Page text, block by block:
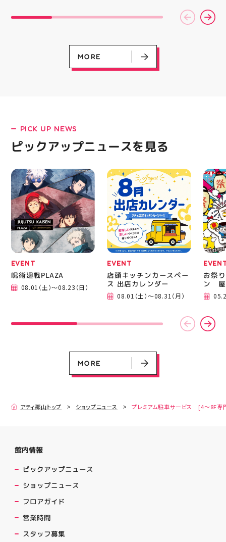
LATEST!
ピックアップニュース
08.01（土）～08.23（日）
レンダー
評営業中！
車サービス
専門店対象]
をカ
方や
かけ
ーポ
ース
MORE
PICK UP NEWS
ピックアップニュースを見る
EVENT
呪術廻戦PLAZA
08.01（土）～08.23（日）
EVENT
店頭キッチンカースペー
ス 出店カレンダー
08.01（土）～08.31（月）
お祭
ン 屋
MORE
アティ郡山トップ ショップニュース プレミアム駐車サービス [4～8F専
館内情報
ピックアップニュース
ショップニュース
フロアガイド
営業時間
スタッフ募集